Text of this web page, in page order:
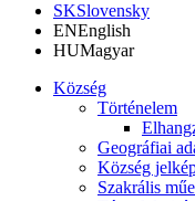
SKSlovensky
ENEnglish
HUMagyar
Község
Történelem
Geográfiai
Község
Szakrális